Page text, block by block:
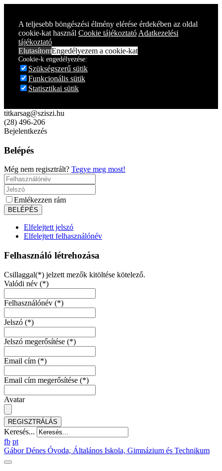
A teljesebb böngészési élmény elérése érdekében az oldal
cookie-kat használ Cookie tájékoztató Adatkezelési
tájékoztató
ElutasítomEngedélyezem a cookie-kat
Cookie-k engedélyezése:
Szükségszerű sütik
Funkcionális sütik
Statisztikai sütik
titkarsag@sziszi.hu
(28) 496-206
Bejelentkezés
Belépés
Még nem regisztrált? Tegye meg most!
Emlékezzen rám
Elfelejtett jelszó
Elfelejtett felhasználónév
Felhasználó létrehozása
Csillaggal(*) jelzett mezők kitöltése kötelező.
Valódi név (*)
Felhasználónév (*)
Jelszó (*)
Jelszó megerősítése (*)
Email cím (*)
Email cím megerősítése (*)
Avatar
REGISZTRÁLÁS
Keresés...
fb pt
Gábor Dénes Óvoda, Általános Iskola, Gimnázium és Technikum